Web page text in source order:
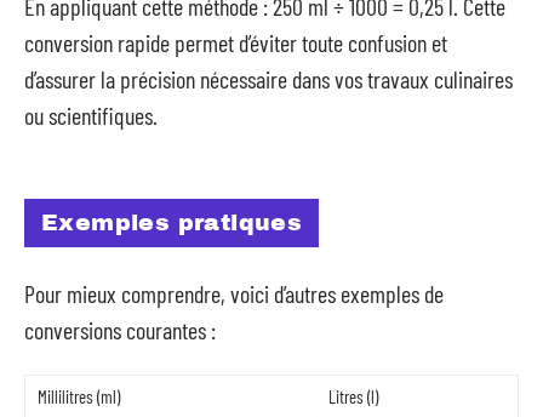
conversion rapide permet d’éviter toute confusion et
d’assurer la précision nécessaire dans vos travaux culinaires
ou scientifiques.
Exemples pratiques
Pour mieux comprendre, voici d’autres exemples de
conversions courantes :
Millilitres (ml)
Litres (l)